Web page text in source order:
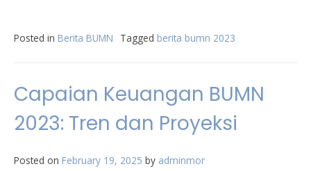
Posted in Berita BUMN Tagged berita bumn 2023
Capaian Keuangan BUMN
2023: Tren dan Proyeksi
Posted on February 19, 2025 by adminmor